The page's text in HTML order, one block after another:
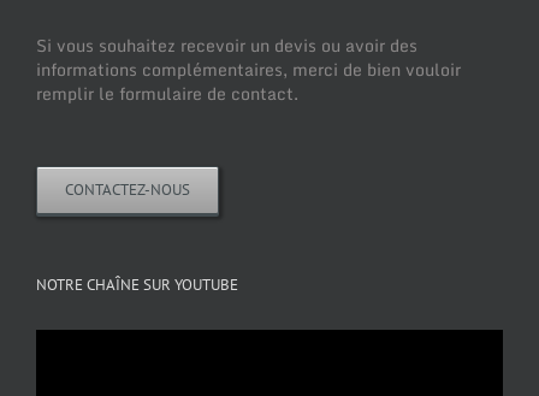
Si vous souhaitez recevoir un devis ou avoir des
informations complémentaires, merci de bien vouloir
remplir le formulaire de contact.
CONTACTEZ-NOUS
NOTRE CHAÎNE SUR YOUTUBE